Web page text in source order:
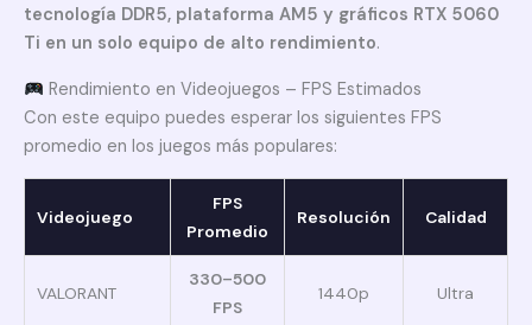
tecnología DDR5, plataforma AM5 y gráficos RTX 5060
Ti en un solo equipo de alto rendimiento.
Rendimiento en Videojuegos – FPS Estimados
Con este equipo puedes esperar los siguientes FPS
promedio en los juegos más populares:
Videojuego
FPS
Promedio
Resolución Calidad
VALORANT
330–500
FPS
1440p Ultra